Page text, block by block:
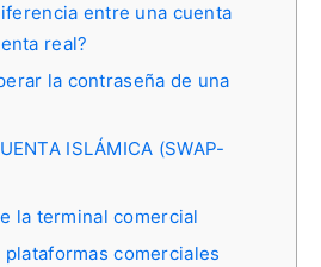
entre una cuenta
real?
la contraseña de una
ISLÁMICA (SWAP-
la terminal comercial
plataformas comerciales